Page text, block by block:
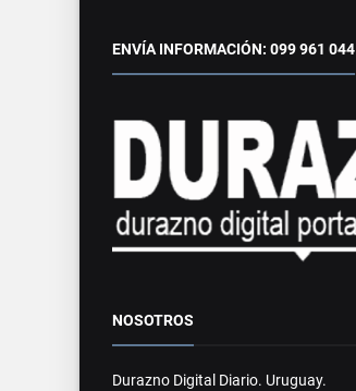
ENVÍA INFORMACIÓN: 099 961 044
NOSOTROS
Durazno Digital Diario. Uruguay.